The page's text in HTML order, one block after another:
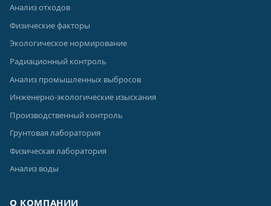
Анализ отходов
Физические факторы
Экологическое нормирование
Радиационный контроль
Анализ промышленных выбросов
Инженерно-экологические изыскания
Производственный контроль
Грунтовая лаборатория
Физическая лаборатория
Анализ воды
О КОМПАНИИ